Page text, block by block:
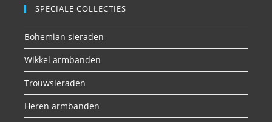
SPECIALE COLLECTIES
Bohemian sieraden
Wikkel armbanden
Trouwsieraden
Heren armbanden